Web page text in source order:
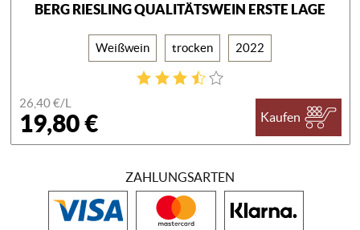
BERG RIESLING QUALITÄTSWEIN ERSTE LAGE
Weißwein trocken 2022
26,40 €/L
19,80 € Kaufen
ZAHLUNGSARTEN